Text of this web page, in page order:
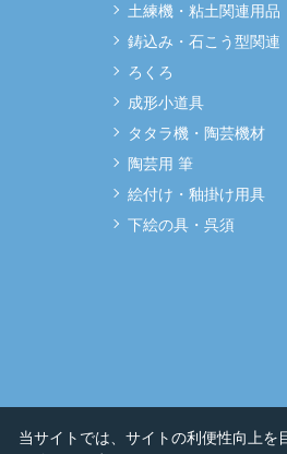
土練機・粘土関連用品
鋳込み・石こう型関連
ろくろ
成形小道具
タタラ機・陶芸機材
陶芸用 筆
絵付け・釉掛け用具
下絵の具・呉須
当サイトでは、サイトの利便性向上